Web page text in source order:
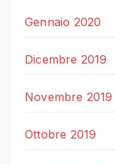
Gennaio 2020
Dicembre 2019
Novembre 2019
Ottobre 2019